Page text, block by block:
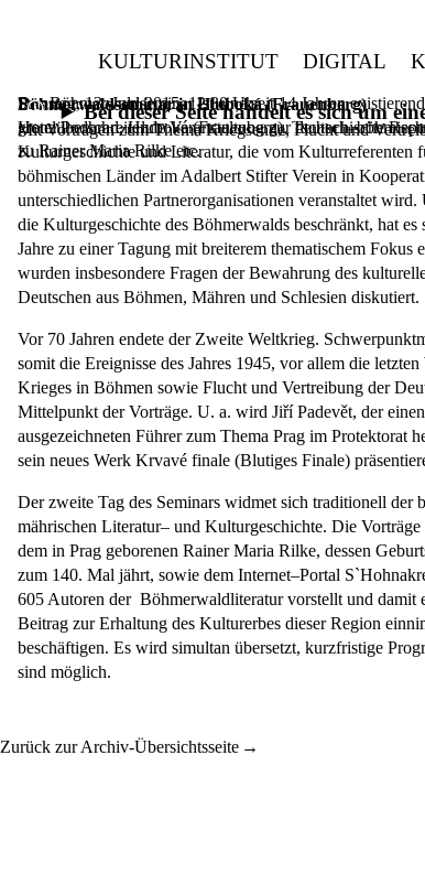
KULTURINSTITUT DIGITAL
Bei dieser Seite handelt es sich um
Böhmerwaldseminar in Hluboká (Frauenberg)
Mit Vorträgen zum Thema Kriegsende, Flucht und
zu Rainer Maria Rilke etc.
Das Böhmerwaldseminar ist eine seit 14 Jahren
grenzüberschreitende Veranstaltung zur
Kulturgeschichte und Literatur, die vom Kulturreferenten
böhmischen Länder im Adalbert Stifter Verein in
unterschiedlichen Partnerorganisationen veranstaltet
die Kulturgeschichte des Böhmerwalds beschränkt, hat es
Jahre zu einer Tagung mit breiterem thematischem Fokus
wurden insbesondere Fragen der Bewahrung des
Deutschen aus Böhmen, Mähren und Schlesien diskutiert.
Vor 70 Jahren endete der Zweite Weltkrieg.
somit die Ereignisse des Jahres 1945, vor allem die letzten
Krieges in Böhmen sowie Flucht und Vertreibung der
Mittelpunkt der Vorträge. U. a. wird Jiří Padevět, der
ausgezeichneten Führer zum Thema Prag im Protektorat
sein neues Werk Krvavé finale (Blutiges Finale)
Der zweite Tag des Seminars widmet sich traditionell der
mährischen Literatur– und Kulturgeschichte. Die
dem in Prag geborenen Rainer Maria Rilke, dessen
zum 140. Mal jährt, sowie dem Internet–Portal
605 Autoren der Böhmerwaldliteratur vorstellt und damit
Beitrag zur Erhaltung des Kulturerbes dieser Region
beschäftigen. Es wird simultan übersetzt, kurzfristige
sind möglich.
Samstag, 13. Juni 2015,12.30 Uhr
Hotel Podhrad, Hluboká (Frauenberg), Tschechische
Zurück zur Archiv-Übersichtsseite